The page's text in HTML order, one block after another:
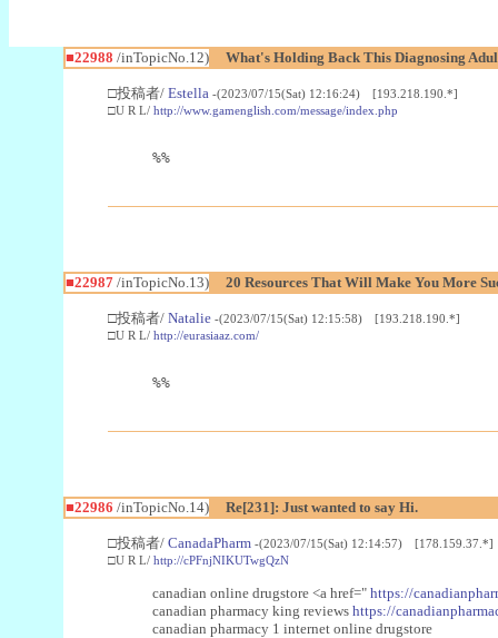
■22988 /inTopicNo.12) What's Holding Back This Diagnosing
□投稿者/ Estella -(2023/07/15(Sat) 12:16:24) [193.218.190.*]
□U R L/ http://www.gamenglish.com/message/index.php
%%
■22987/inTopicNo.13) 20 Resources That Will Make You More
□投稿者/ Natalie -(2023/07/15(Sat) 12:15:58) [193.218.190.*]
□U R L/ http://eurasiaaz.com/
%%
■22986 /inTopicNo.14) Re[231]: Just wanted to say Hi.
□投稿者/ CanadaPharm -(2023/07/15(Sat) 12:14:57) [178.159.37.*]
□U R L/ http://cPFnjNIKUTwgQzN
canadian online drugstore <a href=" https://
canadian pharmacy king reviews https://
canadian pharmacy 1 internet online drugstore